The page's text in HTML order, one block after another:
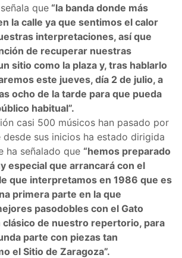
que “la banda donde más
la calle ya que sentimos el calor
interpretaciones, así que
de recuperar nuestras
sitio como la plaza y, tras hablarlo
este jueves, día 2 de julio, a
ocho de la tarde para que pueda
habitual”.
casi 500 músicos han pasado por
sus inicios ha estado dirigida
ha señalado que “hemos preparado
especial que arrancará con el
que interpretamos en 1986 que es
primera parte en la que
pasodobles con el Gato
clásico de nuestro repertorio, para
parte con piezas tan
el Sitio de Zaragoza”.